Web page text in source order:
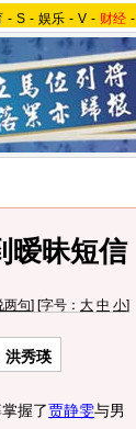
- S - 娱乐 - V - 财经 -
暧昧短信
两句] [字号： 大 中 小]
洪秀瑛
握了贾静雯与男